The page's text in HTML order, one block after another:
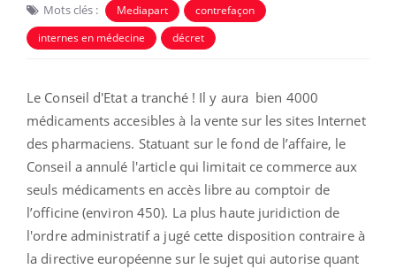
Mots clés : Mediapart
contrefaçon
internes en médecine
décret
Le Conseil d'Etat a tranché ! Il y aura bien 4000
médicaments accesibles à la vente sur les sites Internet
des pharmaciens. Statuant sur le fond de l’affaire, le
Conseil a annulé l'article qui limitait ce commerce aux
seuls médicaments en accès libre au comptoir de
l’officine (environ 450). La plus haute juridiction de
l'ordre administratif a jugé cette disposition contraire à
la directive européenne sur le sujet qui autorise quant